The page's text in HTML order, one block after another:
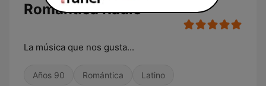
Romántica Radio
La música que nos gusta...
Años 90 Romántica Latino